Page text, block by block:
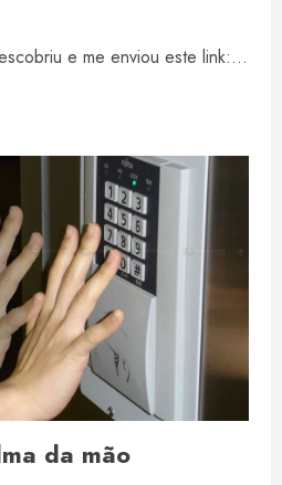
e me enviou este link:...
da mão